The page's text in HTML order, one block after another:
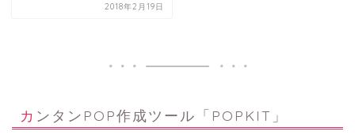
2018年2月19日
カンタンPOP作成ツール「POPKIT」